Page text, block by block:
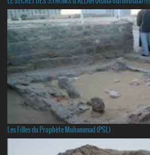
Les Filles du Prophète Muhammad (PSL)